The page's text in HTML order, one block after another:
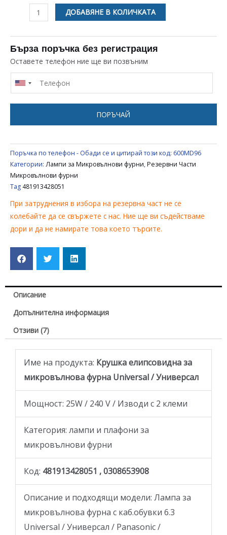
количество
ЛАМПА
25W
ЗА
МИКРОВЪЛНОВА
ФУРНА
ДОБАВЯНЕ В КОЛИЧКАТА
Бърза поръчка без регистрация
Оставете телефон ние ще ви позвъним
ПОРЪЧАЙ
Поръчка по телефон - Обади се и цитирай този код: 600MD96
Категории: Лампи за Микровълнови фурни,Резервни Части
Микровълнови фурни
Tag481913428051
При затруднения в избора на резервна част не се
колебайте да се свържете с нас. Ние ще ви съдействаме
дори и да не намирате това което търсите.
Описание
Допълнителна информация
Отзиви (7)
Име на продукта: Крушка елипсовидна за
микровълнова фурна Universal / Универсал
Мощност: 25W / 240 V / Изводи с 2 клеми
Категория: лампи и плафони за
микровълнови фурни
Код: 481913428051 , 0308653908
Описание и подходящи модели: Лампа за
микровълнова фурна с каб.обувки 6.3
Universal / Универсал / Panasonic /